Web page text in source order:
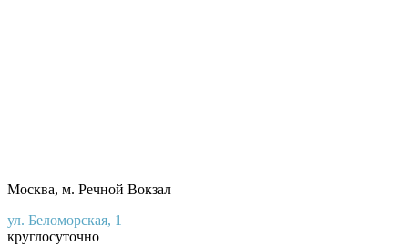
Москва, м. Речной Вокзал
ул. Беломорская, 1
круглосуточно